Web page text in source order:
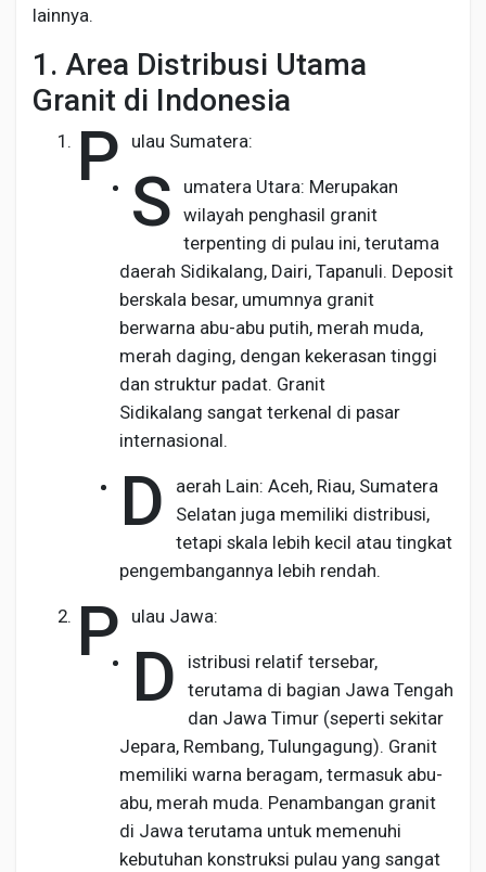
Creator Award
Talkfever App
lainnya.
1. Area Distribusi Utama
Granit di Indonesia
P ulau Sumatera:
S
umatera Utara: Merupakan
wilayah penghasil granit
terpenting di pulau ini, terutama
daerah Sidikalang, Dairi, Tapanuli. Deposit
berskala besar, umumnya granit
berwarna abu-abu putih, merah muda,
merah daging, dengan kekerasan tinggi
dan struktur padat. Granit
Sidikalang sangat terkenal di pasar
internasional.
D
aerah Lain: Aceh, Riau, Sumatera
Selatan juga memiliki distribusi,
tetapi skala lebih kecil atau tingkat
pengembangannya lebih rendah.
P ulau Jawa:
D
istribusi relatif tersebar,
terutama di bagian Jawa Tengah
dan Jawa Timur (seperti sekitar
Jepara, Rembang, Tulungagung). Granit
memiliki warna beragam, termasuk abu-
abu, merah muda. Penambangan granit
di Jawa terutama untuk memenuhi
kebutuhan konstruksi pulau yang sangat